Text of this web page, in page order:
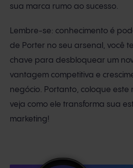
sua marca rumo ao sucesso.
Lembre-se: conhecimento é
de Porter no seu arsenal, você
chave para desbloquear um
vantagem competitiva e
negócio. Portanto, coloque este
veja como ele transforma sua
marketing!